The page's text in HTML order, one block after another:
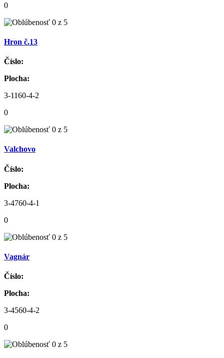
0
Hron č.13
Číslo:
Plocha:
3-1160-4-2
0
Valchovo
Číslo:
Plocha:
3-4760-4-1
0
Vagnár
Číslo:
Plocha:
3-4560-4-2
0